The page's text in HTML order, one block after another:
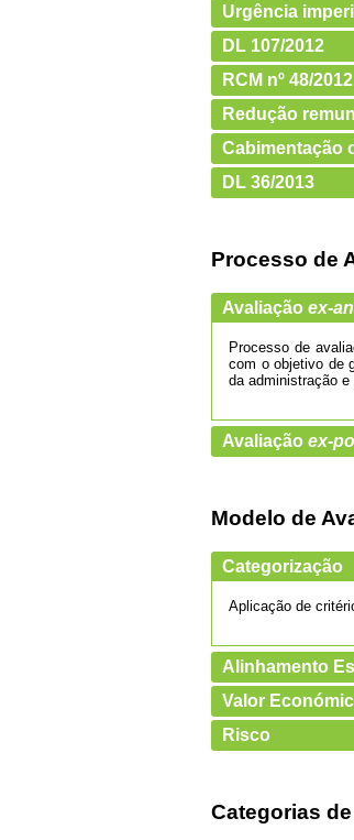
Urgência
DL 107/2012
RCM nº 48/2012
Redução
Cabimentação
DL 36/2013
Processo de
Avaliação ex-
Processo de
com o objetivo de
da administração
Avaliação ex-
Modelo de
Categorização
Aplicação de
Alinhamento
Valor
Risco
Categorias